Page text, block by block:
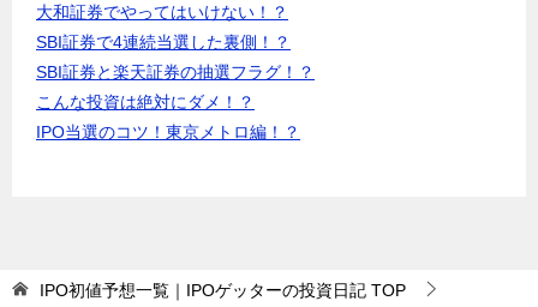
大和証券でやってはいけない！？
SBI証券で4連続当選した裏側！？
SBI証券と楽天証券の抽選フラグ！？
こんな投資は絶対にダメ！？
IPO当選のコツ！東京メトロ編！？
IPO初値予想一覧｜IPOゲッターの投資日記 TOP